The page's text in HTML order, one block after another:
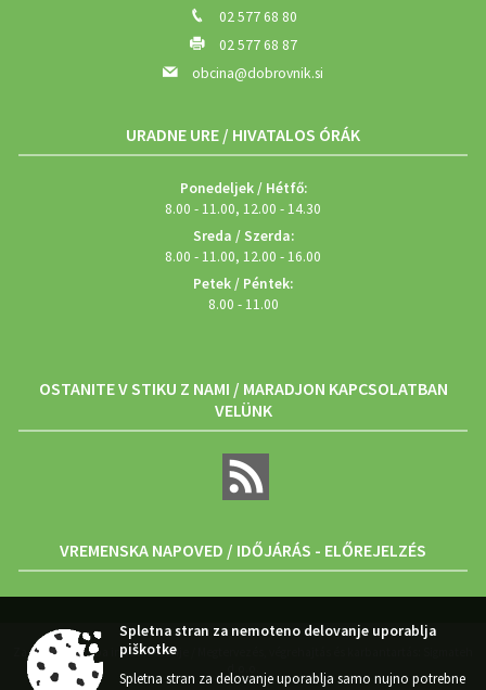
02 577 68 80
02 577 68 87
obcina@dobrovnik.si
URADNE URE / HIVATALOS ÓRÁK
Ponedeljek / Hétfő:
8.00 - 11.00, 12.00 - 14.30
Sreda / Szerda:
8.00 - 11.00, 12.00 - 16.00
Petek / Péntek:
8.00 - 11.00
OSTANITE V STIKU Z NAMI / MARADJON KAPCSOLATBAN
VELÜNK
VREMENSKA NAPOVED / IDŐJÁRÁS - ELŐREJELZÉS
Zasnova, izvedba in vzdrževanje / Megtervezés, végrehajtás és karbantartás: Sigmateh
Spletna stran za nemoteno delovanje uporablja
piškotke
Spletna stran za delovanje uporablja samo nujno potrebne